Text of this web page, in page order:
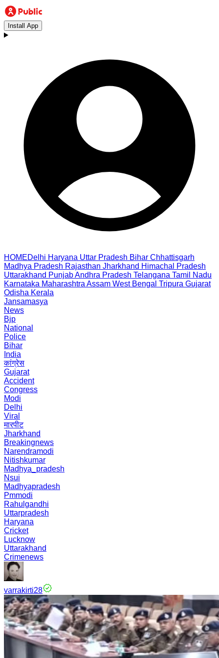
Install App
HOMEDelhi Haryana Uttar Pradesh Bihar Chhattisgarh
Madhya Pradesh Rajasthan Jharkhand Himachal Pradesh
Uttarakhand PunjabAndhra Pradesh Telangana Tamil Nadu
Karnataka Maharashtra Assam West Bengal Tripura Gujarat
Odisha Kerala
Jansamasya
News
Bjp
National
Police
Bihar
India
कांग्रेस
Gujarat
Accident
Congress
Modi
Delhi
Viral
मारपीट
Jharkhand
Breakingnews
Narendramodi
Nitishkumar
Madhya_pradesh
Nsui
Madhyapradesh
Pmmodi
Rahulgandhi
Uttarpradesh
Haryana
Cricket
Lucknow
Uttarakhand
Crimenews
varrakirti28